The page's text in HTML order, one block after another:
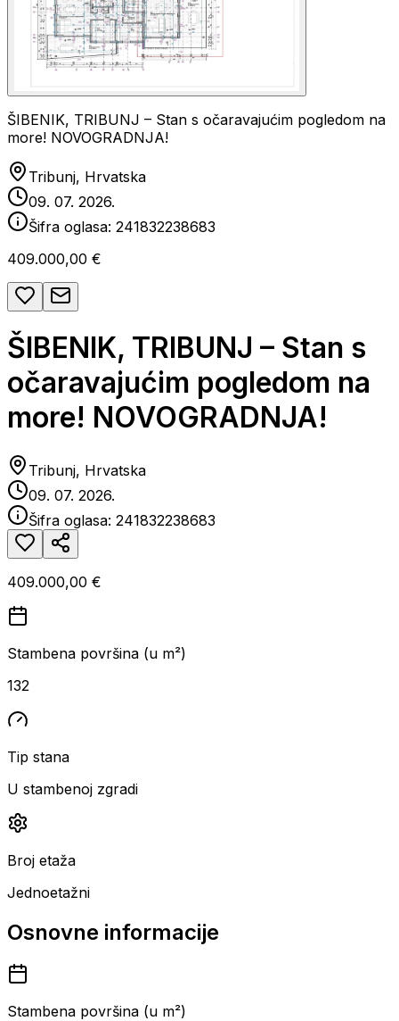
ŠIBENIK, TRIBUNJ – Stan s očaravajućim pogledom na
more! NOVOGRADNJA!
Tribunj, Hrvatska
09. 07. 2026.
Šifra oglasa: 241832238683
409.000,00 €
ŠIBENIK, TRIBUNJ – Stan s
očaravajućim pogledom na
more! NOVOGRADNJA!
Tribunj, Hrvatska
09. 07. 2026.
Šifra oglasa: 241832238683
409.000,00 €
Stambena površina (u m²)
132
Tip stana
U stambenoj zgradi
Broj etaža
Jednoetažni
Osnovne informacije
Stambena površina (u m²)